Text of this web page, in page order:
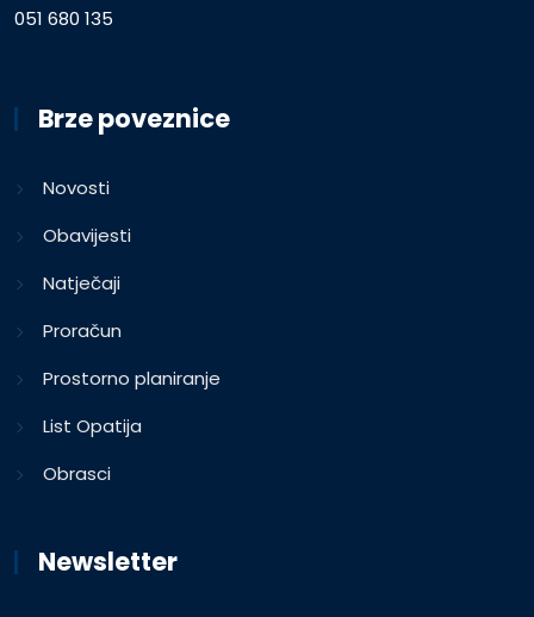
051 680 135
Brze poveznice
Novosti
Obavijesti
Natječaji
Proračun
Prostorno planiranje
List Opatija
Obrasci
Newsletter